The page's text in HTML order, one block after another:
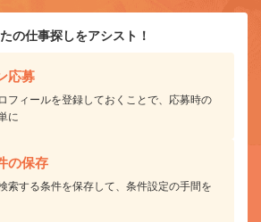
の仕事探しをアシスト！
応募
フィールを登録しておくことで、応募時の
に
の保存
索する条件を保存して、条件設定の手間を